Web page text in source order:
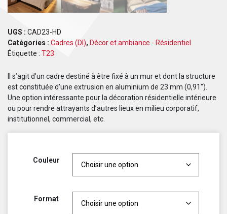
UGS : CAD23-HD
Catégories : Cadres (DI), Décor et ambiance - Résidentiel
Étiquette : T23
Il s’agit d’un cadre destiné à être fixé à un mur et dont la structure
est constituée d’une extrusion en aluminium de 23 mm (0,91″).
Une option intéressante pour la décoration résidentielle intérieure
ou pour rendre attrayants d’autres lieux en milieu corporatif,
institutionnel, commercial, etc.
Couleur
Format